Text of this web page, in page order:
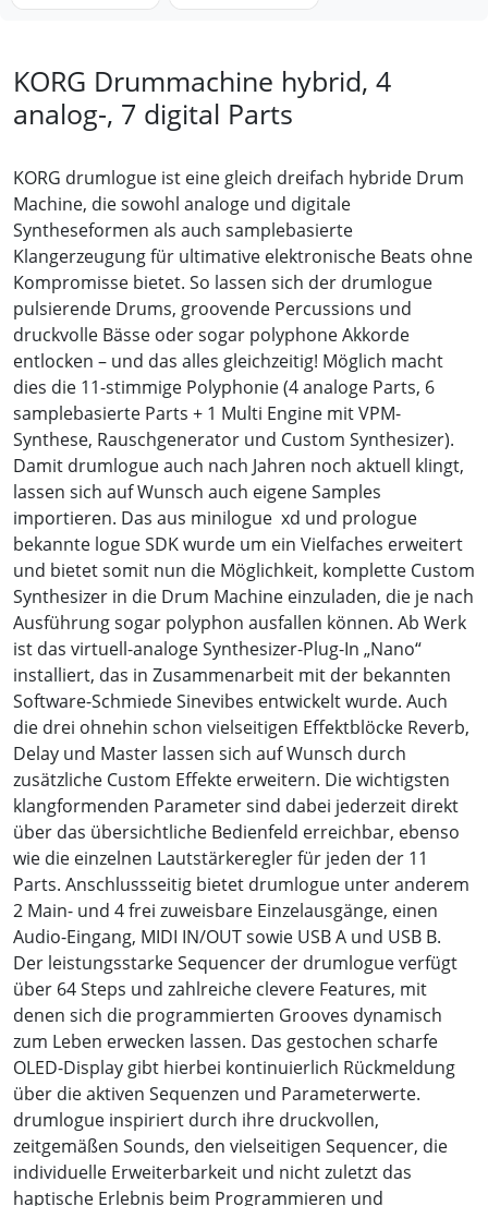
KORG Drummachine hybrid, 4
analog-, 7 digital Parts
KORG drumlogue ist eine gleich dreifach hybride Drum
Machine, die sowohl analoge und digitale
Syntheseformen als auch samplebasierte
Klangerzeugung für ultimative elektronische Beats ohne
Kompromisse bietet. So lassen sich der drumlogue
pulsierende Drums, groovende Percussions und
druckvolle Bässe oder sogar polyphone Akkorde
entlocken – und das alles gleichzeitig! Möglich macht
dies die 11-stimmige Polyphonie (4 analoge Parts, 6
samplebasierte Parts + 1 Multi Engine mit VPM-
Synthese, Rauschgenerator und Custom Synthesizer).
Damit drumlogue auch nach Jahren noch aktuell klingt,
lassen sich auf Wunsch auch eigene Samples
importieren. Das aus minilogue xd und prologue
bekannte logue SDK wurde um ein Vielfaches erweitert
und bietet somit nun die Möglichkeit, komplette Custom
Synthesizer in die Drum Machine einzuladen, die je nach
Ausführung sogar polyphon ausfallen können. Ab Werk
ist das virtuell-analoge Synthesizer-Plug-In „Nano“
installiert, das in Zusammenarbeit mit der bekannten
Software-Schmiede Sinevibes entwickelt wurde. Auch
die drei ohnehin schon vielseitigen Effektblöcke Reverb,
Delay und Master lassen sich auf Wunsch durch
zusätzliche Custom Effekte erweitern. Die wichtigsten
klangformenden Parameter sind dabei jederzeit direkt
über das übersichtliche Bedienfeld erreichbar, ebenso
wie die einzelnen Lautstärkeregler für jeden der 11
Parts. Anschlussseitig bietet drumlogue unter anderem
2 Main- und 4 frei zuweisbare Einzelausgänge, einen
Audio-Eingang, MIDI IN/OUT sowie USB A und USB B.
Der leistungsstarke Sequencer der drumlogue verfügt
über 64 Steps und zahlreiche clevere Features, mit
denen sich die programmierten Grooves dynamisch
zum Leben erwecken lassen. Das gestochen scharfe
OLED-Display gibt hierbei kontinuierlich Rückmeldung
über die aktiven Sequenzen und Parameterwerte.
drumlogue inspiriert durch ihre druckvollen,
zeitgemäßen Sounds, den vielseitigen Sequencer, die
individuelle Erweiterbarkeit und nicht zuletzt das
haptische Erlebnis beim Programmieren und